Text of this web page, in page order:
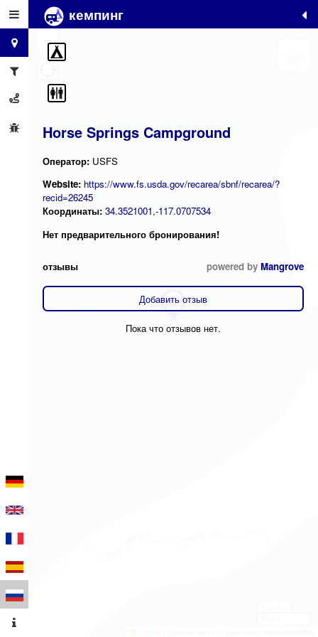
кемпинг
Horse Springs Campground
Оператор: USFS
Website: https://www.fs.usda.gov/recarea/sbnf/recarea/?
recid=26245
Координаты: 34.3521001,-117.0707534
Нет предварительного бронирования!
отзывы powered by Mangrove
Добавить отзыв
Пока что отзывов нет.
+
−